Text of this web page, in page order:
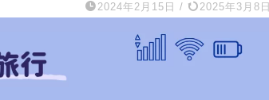
2024年2月15日 / 2025年3月8日